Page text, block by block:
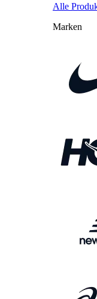
Alle
Marken